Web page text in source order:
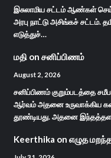
இசுலாமிய சட்டம் ஆண்கள்
அரபு நாட்டு அசிங்கச் சட்டம்.
எடுத்துச்…
மதி on சனிப்பிணம்
August 2, 2026
சனிப்பிணம் குறும்படத்தை
ஆர்வம் அதனை உருவாக்கிய
தூண்டியது. அதனை
Keerthika on எழுத